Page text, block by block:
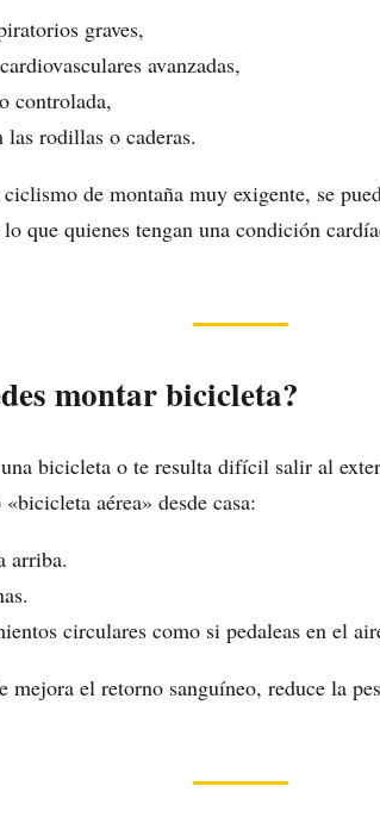
graves,
avanzadas,
controlada,
rodillas o caderas.
de montaña muy exigente, se
que quienes tengan una condición
montar bicicleta?
bicicleta o te resulta difícil salir al
aérea» desde casa:
arriba.
circulares como si pedaleas en el
mejora el retorno sanguíneo, reduce la